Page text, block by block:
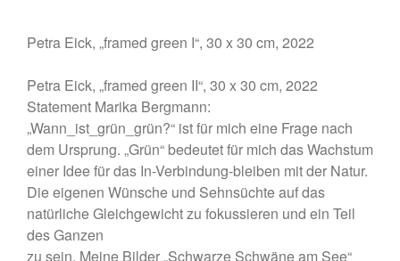
Programm
Anmelden
Eintrags-Feed
Petra Eick, „framed green I“, 30 x 30 cm, 2022
Petra Eick, „framed green II“, 30 x 30 cm, 2022
Statement Marika Bergmann:
„Wann_ist_grün_grün?“ ist für mich eine Frage nach
dem Ursprung. „Grün“ bedeutet für mich das Wachstum
einer Idee für das In-Verbindung-bleiben mit der Natur.
Die eigenen Wünsche und Sehnsüchte auf das
natürliche Gleichgewicht zu fokussieren und ein Teil
des Ganzen
zu sein. Meine Bilder „Schwarze Schwäne am See“